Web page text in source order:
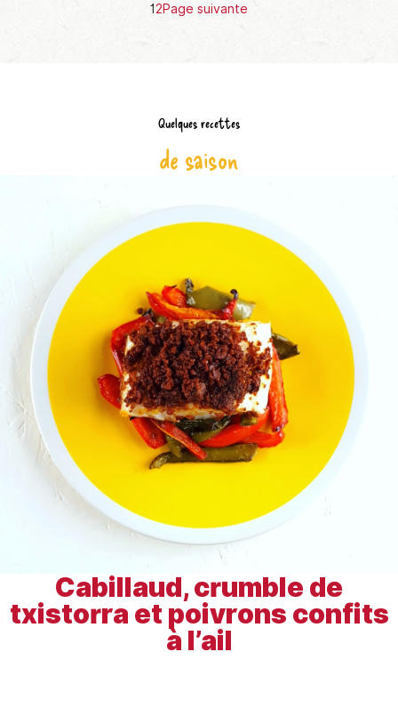
1 2Page suivante
Quelques recettes
de saison
Cabillaud, crumble de
txistorra et poivrons confits
à l’ail